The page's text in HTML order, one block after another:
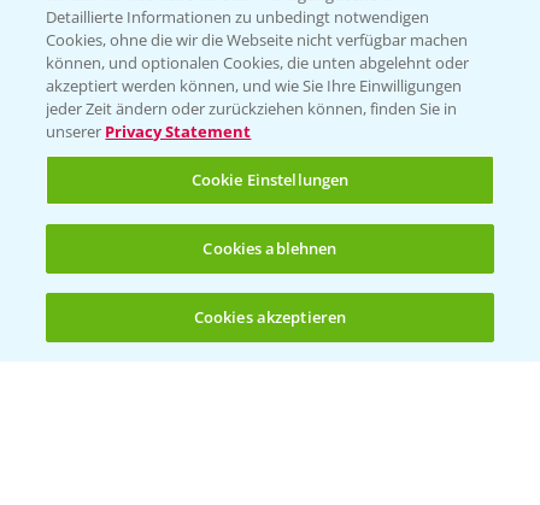
Folgen Sie uns
Allgemeine Nutzungsbedingungen
Datenschutzerklärung
Detaillierte Informationen zu unbedingt notwendigen
Cookies, ohne die wir die Webseite nicht verfügbar machen
können, und optionalen Cookies, die unten abgelehnt oder
akzeptiert werden können, und wie Sie Ihre Einwilligungen
jeder Zeit ändern oder zurückziehen können, finden Sie in
unserer Privacy Statement
Cookie Einstellungen
Cookies ablehnen
Cookies akzeptieren